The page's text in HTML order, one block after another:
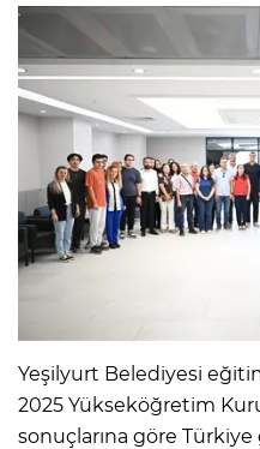
Yeşilyurt Belediyesi
2025 Yükseköğretim
sonuçlarına göre